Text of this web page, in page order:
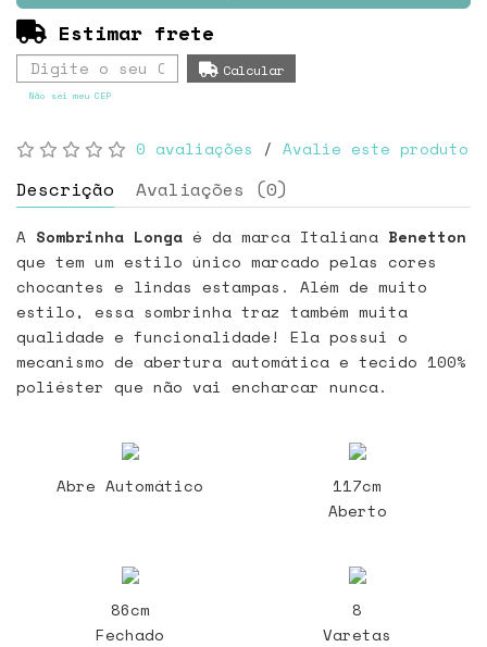
Estimar frete
Não sei meu CEP
0 avaliações / Avalie este produto
Descrição Avaliações (0)
A Sombrinha Longa é da marca Italiana Benetton
que tem um estilo único marcado pelas cores
chocantes e lindas estampas. Além de muito
estilo, essa sombrinha traz também muita
qualidade e funcionalidade! Ela possui o
mecanismo de abertura automática e tecido 100%
poliéster que não vai encharcar nunca.
Abre Automático
117cm
Aberto
86cm
Fechado
8
Varetas